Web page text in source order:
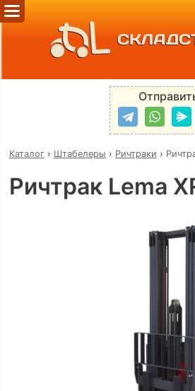
Каталог› Штабелеры › Ричтраки ›
Ричтрак Lema